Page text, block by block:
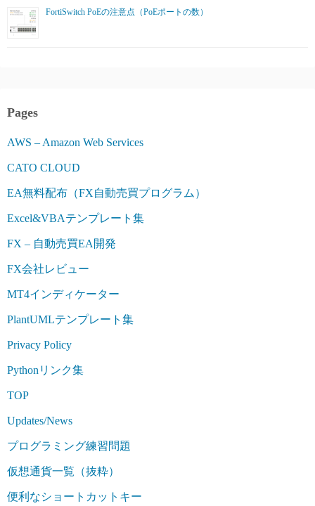
FortiSwitch PoEの注意点（PoEポートの数）
Pages
AWS – Amazon Web Services
CATO CLOUD
EA無料配布（FX自動売買プログラム）
Excel&VBAテンプレート集
FX – 自動売買EA開発
FX会社レビュー
MT4インディケーター
PlantUMLテンプレート集
Privacy Policy
Pythonリンク集
TOP
Updates/News
プログラミング練習問題
仮想通貨一覧（抜粋）
便利なショートカットキー